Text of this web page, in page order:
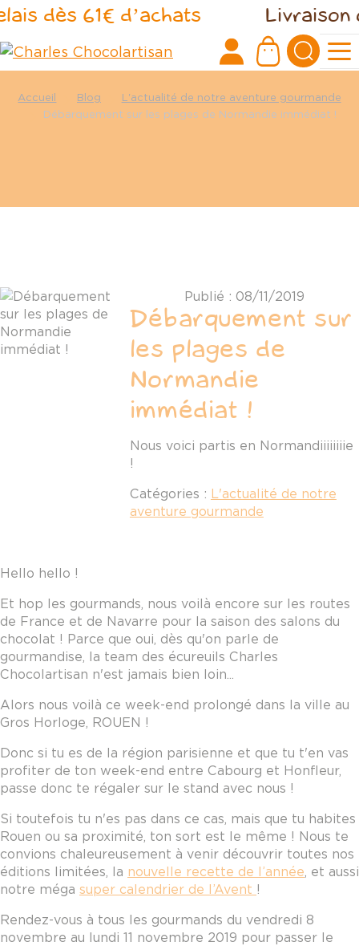
dès 61€ d’achats Livraison
Accueil Blog
L'actualité de notre aventure gourmande
Débarquement sur les plages de Normandie immédiat !
Publié : 08/11/2019
Débarquement sur
les plages de
Normandie
immédiat !
Nous voici partis en Normandiiiiiiiie
!
Catégories : L'actualité de notre
aventure gourmande
Hello hello !
Et hop les gourmands, nous voilà encore sur les routes
de France et de Navarre pour la saison des salons du
chocolat ! Parce que oui, dès qu'on parle de
gourmandise, la team des écureuils Charles
Chocolartisan n'est jamais bien loin...
Alors nous voilà ce week-end prolongé dans la ville au
Gros Horloge, ROUEN !
Donc si tu es de la région parisienne et que tu t'en vas
profiter de ton week-end entre Cabourg et Honfleur,
passe donc te régaler sur le stand avec nous !
Si toutefois tu n'es pas dans ce cas, mais que tu habites
Rouen ou sa proximité, ton sort est le même ! Nous te
convions chaleureusement à venir découvrir toutes nos
éditions limitées, la nouvelle recette de l’année, et aussi
notre méga super calendrier de l’Avent !
Rendez-vous à tous les gourmands du vendredi 8
novembre au lundi 11 novembre 2019 pour passer le
Panneau de gestion des cookies